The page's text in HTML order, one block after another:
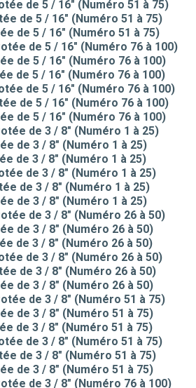
de 5 / 16" (Numéro 51 à 75)
de 5 / 16" (Numéro 51 à 75)
de 5 / 16" (Numéro 51 à 75)
de 5 / 16" (Numéro 76 à 100)
de 5 / 16" (Numéro 76 à 100)
de 5 / 16" (Numéro 76 à 100)
de 5 / 16" (Numéro 76 à 100)
de 5 / 16" (Numéro 76 à 100)
de 5 / 16" (Numéro 76 à 100)
de 3 / 8" (Numéro 1 à 25)
de 3 / 8" (Numéro 1 à 25)
de 3 / 8" (Numéro 1 à 25)
de 3 / 8" (Numéro 1 à 25)
de 3 / 8" (Numéro 1 à 25)
de 3 / 8" (Numéro 1 à 25)
de 3 / 8" (Numéro 26 à 50)
de 3 / 8" (Numéro 26 à 50)
de 3 / 8" (Numéro 26 à 50)
de 3 / 8" (Numéro 26 à 50)
de 3 / 8" (Numéro 26 à 50)
de 3 / 8" (Numéro 26 à 50)
de 3 / 8" (Numéro 51 à 75)
de 3 / 8" (Numéro 51 à 75)
de 3 / 8" (Numéro 51 à 75)
de 3 / 8" (Numéro 51 à 75)
de 3 / 8" (Numéro 51 à 75)
de 3 / 8" (Numéro 51 à 75)
de 3 / 8" (Numéro 76 à 100)